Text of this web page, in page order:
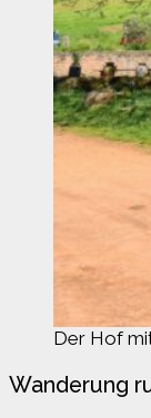
Der Hof
Wanderung